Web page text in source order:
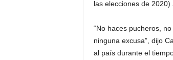
las elecciones de
“No haces pucheros,
ninguna excusa”, dijo
al país durante el